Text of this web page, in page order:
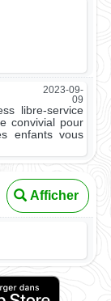
2023-09-
09
libre-service
convivial pour
enfants vous
Afficher